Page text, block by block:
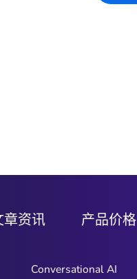
章资讯 产品价格
Conversational AI